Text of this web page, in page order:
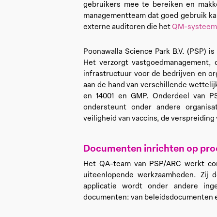
gebruikers mee te bereiken en
managementteam dat goed gebruik
externe auditoren die hetQM-systeem
Poonawalla Science Park B.V. (PSP)
Het verzorgt
infrastructuur voor de bedrijven en
aan de hand van verschillende
en 14001 en GMP. Onderdeel van
ondersteunt onder andere
veiligheid van vaccins, de
Documenten inrichten op
Het QA-team van PSP/ARC werkt
uiteenlopende werkzaamheden. Zij
applicatie wordt onder andere
documenten: van